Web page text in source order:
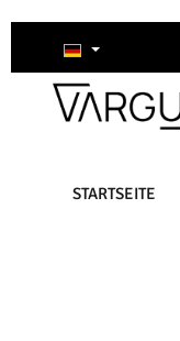
Hauptinhalt
Zur Suche springen
Zur
STARTSEITE